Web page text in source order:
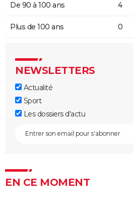
De 90 à 100 ans 4
Plus de 100 ans 0
NEWSLETTERS
Actualité
Sport
Les dossiers d'actu
EN CE MOMENT